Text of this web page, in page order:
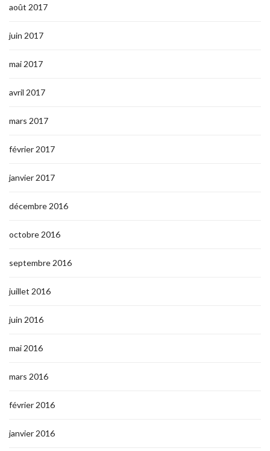
août 2017
juin 2017
mai 2017
avril 2017
mars 2017
février 2017
janvier 2017
décembre 2016
octobre 2016
septembre 2016
juillet 2016
juin 2016
mai 2016
mars 2016
février 2016
janvier 2016